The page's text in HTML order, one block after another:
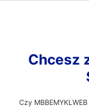
Chcesz
Czy